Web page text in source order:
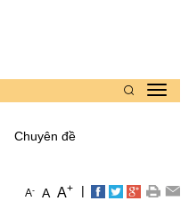
Chuyên đề
A- A A+ |